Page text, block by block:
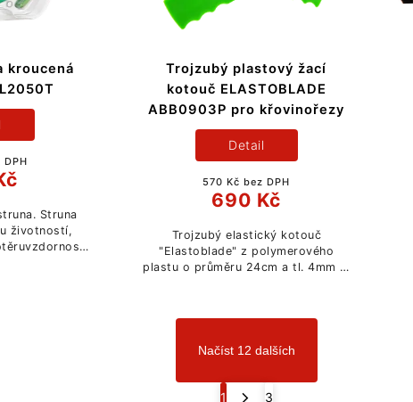
kroucená
Struna
životností,
Trojzubý plastový žací
kotouč ELASTOBLADE
ABB0903P pro křovinořezy
570 Kč bez DPH
690 Kč
Detail
Trojzubý elastický kotouč
"Elastoblade" z polymerového
plastu o průměru 24cm a tl. 4mm je
Načíst 12 dalších
1 3